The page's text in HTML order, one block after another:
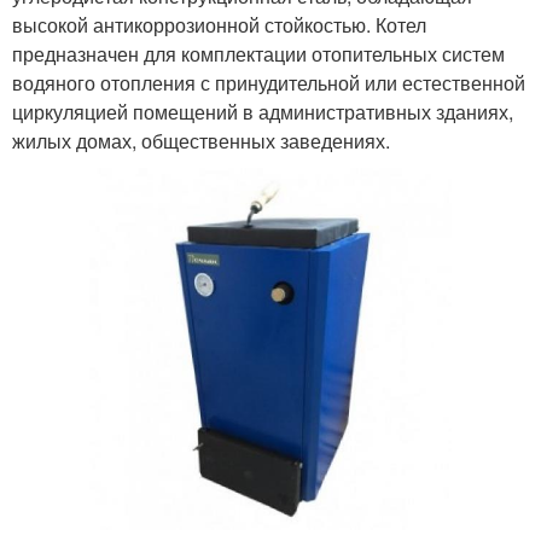
высокой антикоррозионной стойкостью. Котел
предназначен для комплектации отопительных систем
водяного отопления с принудительной или естественной
циркуляцией помещений в административных зданиях,
жилых домах, общественных заведениях.